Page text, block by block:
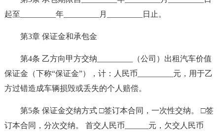
起至_________年_________月_________日止。
第3章 保证金和承包金
第4条 乙方向甲方交纳_________（公司）出租汽车价值
保证金（下称“保证金”），计：人民币_________元，用于乙
方过错造成车辆损毁或丢失的个人赔偿。
第5条 保证金交纳方式 □签订本合同，一次性交纳。 □签
订本合同，分次交纳。 首交人民币______元，欠交人民币